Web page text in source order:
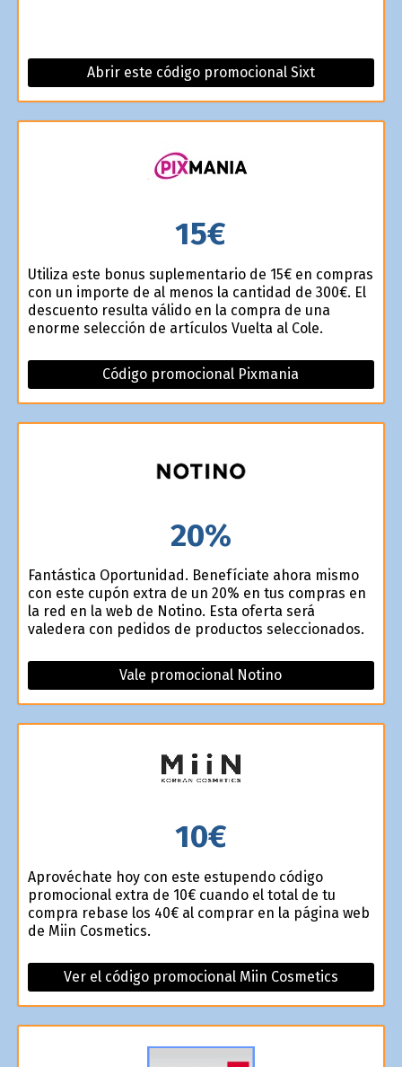
Abrir este código promocional Sixt
15€
Utiliza este bonus suplementario de 15€ en compras
con un importe de al menos la cantidad de 300€. El
descuento resulta válido en la compra de una
enorme selección de artículos Vuelta al Cole.
Código promocional Pixmania
20%
Fantástica Oportunidad. Benefíciate ahora mismo
con este cupón extra de un 20% en tus compras en
la red en la web de Notino. Esta oferta será
valedera con pedidos de productos seleccionados.
Vale promocional Notino
10€
Aprovéchate hoy con este estupendo código
promocional extra de 10€ cuando el total de tu
compra rebase los 40€ al comprar en la página web
de Miin Cosmetics.
Ver el código promocional Miin Cosmetics